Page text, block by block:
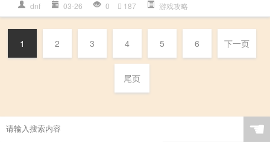
dnf 03-26 0 187 游戏攻略
1 2 3 4 5 6 下一页
尾页
☚